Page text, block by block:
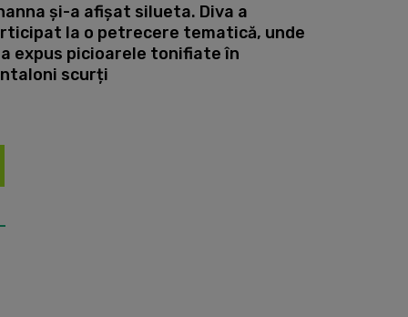
și-a afișat silueta. Diva a
la o petrecere tematică, unde
expus picioarele tonifiate în
scurți